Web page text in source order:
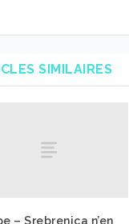
SIMILAIRES
– Srebrenica n’en